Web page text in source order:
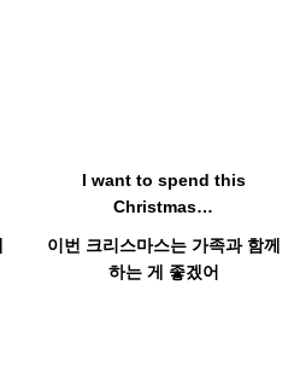
I want to spend this
Christmas…
이번 크리스마스는 가족과 함께
하는 게 좋겠어